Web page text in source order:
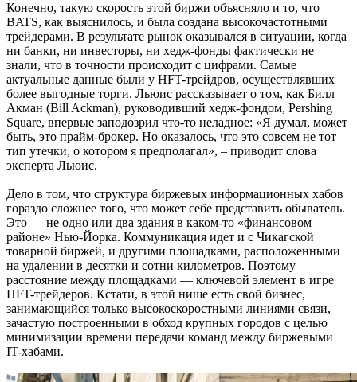
Конечно, такую скорость этой биржи объясняло и то, что
BATS, как выяснилось, и была создана высокочастотными
трейдерами. В результате рынок оказывался в ситуации, когда
ни банки, ни инвесторы, ни хедж-фонды фактически не
знали, что в точности происходит с цифрами. Самые
актуальные данные были у HFT-трейдров, осуществлявших
более выгодные торги. Льюис рассказывает о том, как Билл
Акман (Bill Ackman), руководивший хедж-фондом, Pershing
Square, впервые заподозрил что-то неладное: «Я думал, может
быть, это прайм-брокер. Но оказалось, что это совсем не тот
тип утечки, о котором я предполагал», – приводит слова
эксперта Льюис.
Дело в том, что структура биржевых информационных хабов
гораздо сложнее того, что может себе представить обыватель.
Это — не одно или два здания в каком-то «финансовом
районе» Нью-Йорка. Коммуникация идет и с Чикагской
товарной биржей, и другими площадками, расположенными
на удалении в десятки и сотни километров. Поэтому
расстояние между площадками — ключевой элемент в игре
HFT-трейдеров. Кстати, в этой нише есть свой бизнес,
занимающийся только высокоскоростными линиями связи,
зачастую построенными в обход крупных городов с целью
минимизации времени передачи команд между биржевыми
IT-хабами.